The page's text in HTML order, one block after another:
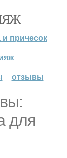
причесок
отзывы
для